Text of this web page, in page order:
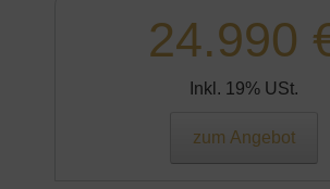
24.990
Inkl. 19% USt.
zum Angebot